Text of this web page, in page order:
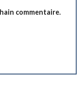
commentaire.